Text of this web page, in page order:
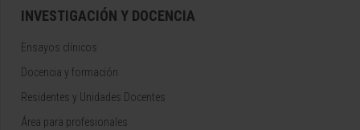
INVESTIGACIÓN Y DOCENCIA
Ensayos clínicos
Docencia y formación
Residentes y Unidades Docentes
Área para profesionales